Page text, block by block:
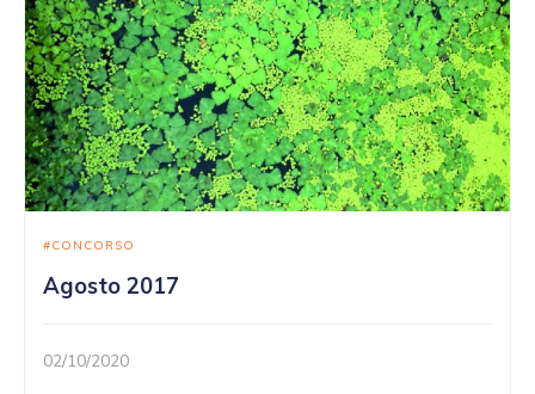
CONCORSO
Agosto 2017
02/10/2020